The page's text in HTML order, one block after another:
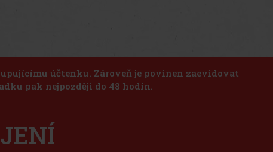
účtenku. Zároveň je povinen zaevidovat
pak nejpozději do 48 hodin.